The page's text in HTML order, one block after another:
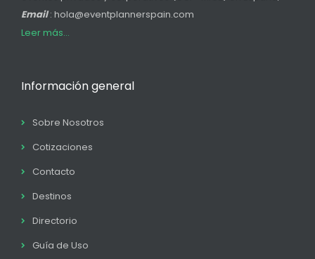
Email: hola@eventplannerspain.com
Leer más...
Información general
Sobre Nosotros
Cotizaciones
Contacto
Destinos
Directorio
Guía de Uso